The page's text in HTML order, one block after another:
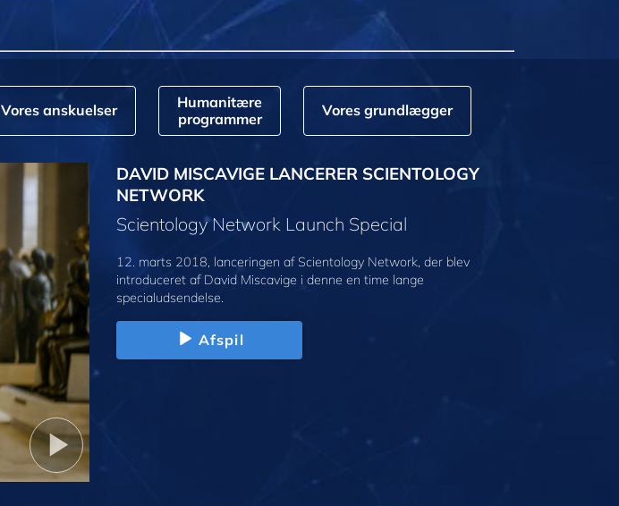
Vores anskuelser
Humanitære
programmer
Vores grundlægger
DAVID MISCAVIGE LANCERER SCIENTOLOGY
NETWORK
Scientology Network Launch Special
12. marts 2018, lanceringen af Scientology Network, der blev
introduceret af David Miscavige i denne en time lange
specialudsendelse.
Afspil